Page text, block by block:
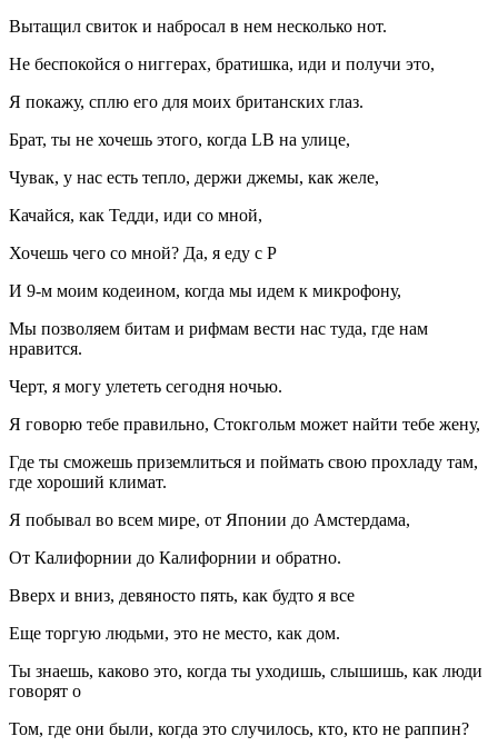
Вытащил свиток и набросал в нем несколько нот.
Не беспокойся о ниггерах, братишка, иди и получи это,
Я покажу, сплю его для моих британских глаз.
Брат, ты не хочешь этого, когда LB на улице,
Чувак, у нас есть тепло, держи джемы, как желе,
Качайся, как Тедди, иди со мной,
Хочешь чего со мной? Да, я еду с P
И 9-м моим кодеином, когда мы идем к микрофону,
Мы позволяем битам и рифмам вести нас туда, где нам
нравится.
Черт, я могу улететь сегодня ночью.
Я говорю тебе правильно, Стокгольм может найти тебе жену,
Где ты сможешь приземлиться и поймать свою прохладу там,
где хороший климат.
Я побывал во всем мире, от Японии до Амстердама,
От Калифорнии до Калифорнии и обратно.
Вверх и вниз, девяносто пять, как будто я все
Еще торгую людьми, это не место, как дом.
Ты знаешь, каково это, когда ты уходишь, слышишь, как люди
говорят о
Том, где они были, когда это случилось, кто, кто не раппин?